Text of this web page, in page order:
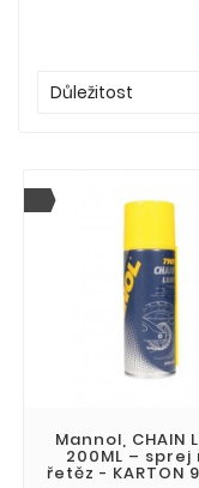
Důležitost
Mannol, CHAIN
200ML – sprej
řetěz - KARTON